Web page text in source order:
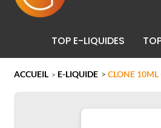
TOP E-LIQUIDES
ACCUEIL > E-LIQUIDE > CLONE